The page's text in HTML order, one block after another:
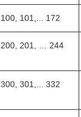
100, 101,... 172
200, 201, … 244
300, 301,... 332